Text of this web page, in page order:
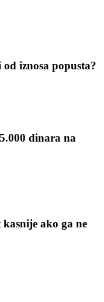
iznosa popusta?
dinara na
ako ga ne